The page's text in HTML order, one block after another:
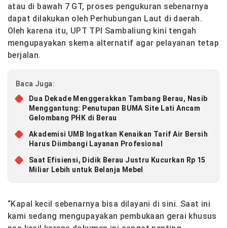
atau di bawah 7 GT, proses pengukuran sebenarnya
dapat dilakukan oleh Perhubungan Laut di daerah.
Oleh karena itu, UPT TPI Sambaliung kini tengah
mengupayakan skema alternatif agar pelayanan tetap
berjalan.
Baca Juga:
Dua Dekade Menggerakkan Tambang Berau, Nasib
Menggantung: Penutupan BUMA Site Lati Ancam
Gelombang PHK di Berau
Akademisi UMB Ingatkan Kenaikan Tarif Air Bersih
Harus Diimbangi Layanan Profesional
Saat Efisiensi, Didik Berau Justru Kucurkan Rp 15
Miliar Lebih untuk Belanja Mebel
“Kapal kecil sebenarnya bisa dilayani di sini. Saat ini
kami sedang mengupayakan pembukaan gerai khusus